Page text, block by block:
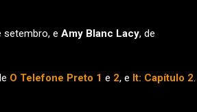
setembro, e Amy Blanc Lacy, de
O Telefone Preto 1 e 2, e It: Capítulo 2.